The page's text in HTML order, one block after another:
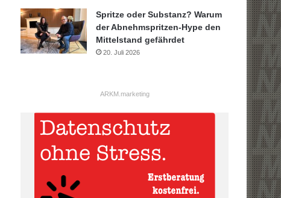
Spritze oder Substanz? Warum
der Abnehmspritzen-Hype den
Mittelstand gefährdet
20. Juli 2026
ARKM.marketing